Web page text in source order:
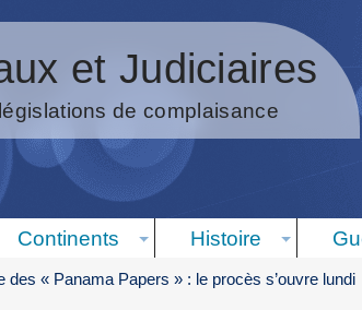
et Judiciaires
de complaisance
Continents Histoire
des « Panama Papers » : le procès s’ouvre lundi